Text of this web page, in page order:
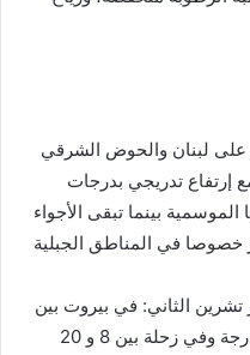
لبنان والحوض الشرقي
إرتفاع تدريجي بدرجات
بينما تبقى الأجواء
خصوصا في المناطق الجبلية
الثاني: في بيروت بين
17 و 25، في طرابلس بين 14 و 23 درجة وفي زحلة بين 8 و 20